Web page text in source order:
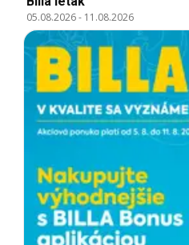
05.08.2026- 11.08.2026